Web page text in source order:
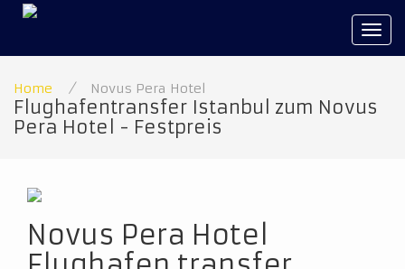
Home / Novus Pera Hotel
Flughafentransfer Istanbul zum Novus
Pera Hotel - Festpreis
Novus Pera Hotel